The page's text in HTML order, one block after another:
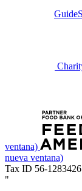
ventana)
nueva ventana)
Tax ID 56-1283426
"